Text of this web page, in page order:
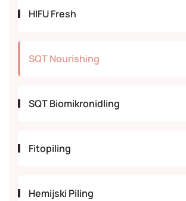
HIFU Fresh
SQT Nourishing
SQT Biomikronidling
Fitopiling
Hemijski Piling